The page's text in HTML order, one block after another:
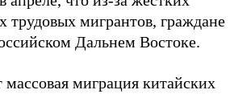
трудовых мигрантов, граждане
Дальнем Востоке.
миграция китайских